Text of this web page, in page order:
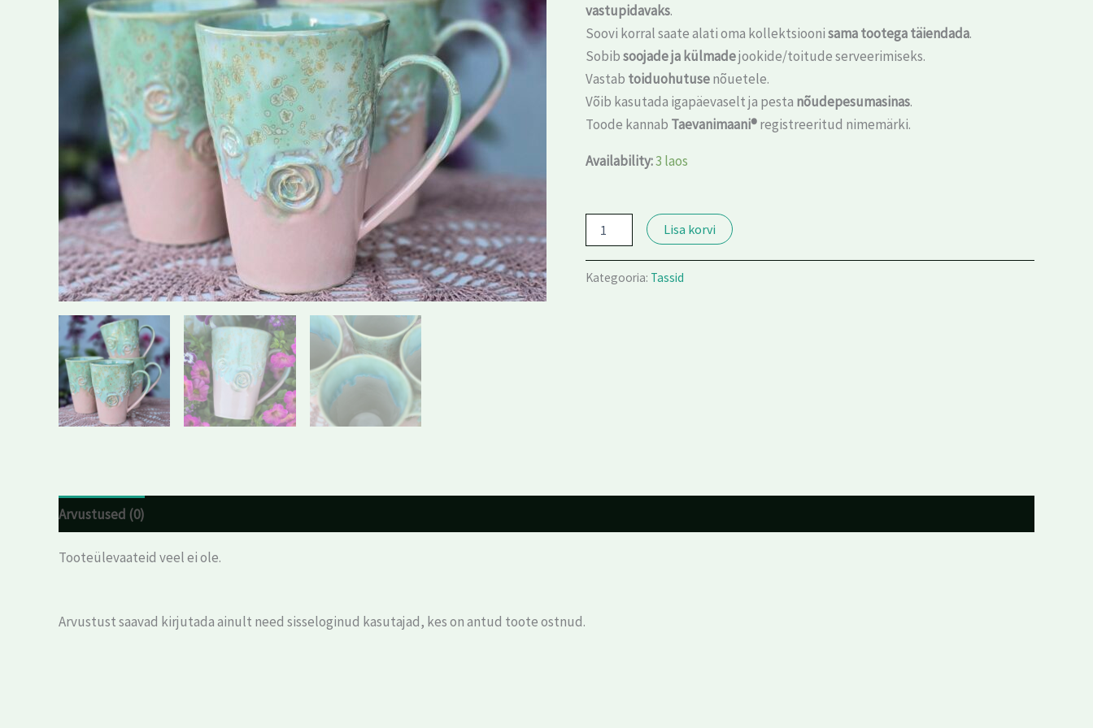
vastupidavaks.
Soovi korral saate alati oma kollektsioonisama tootega täiendada.
Sobibsoojade ja külmadejookide/toitude serveerimiseks.
Vastab toiduohutusenõuetele.
Võib kasutada igapäevaselt ja pesta nõudepesumasinas.
Toode kannab Taevanimaani®registreeritud nimemärki.
Availability:3 laos
Lisa korvi
Kategooria: Tassid
Arvustused (0)
Tooteülevaateid veel ei ole.
Arvustust saavad kirjutada ainult need sisseloginud kasutajad, kes on antud toote ostnud.